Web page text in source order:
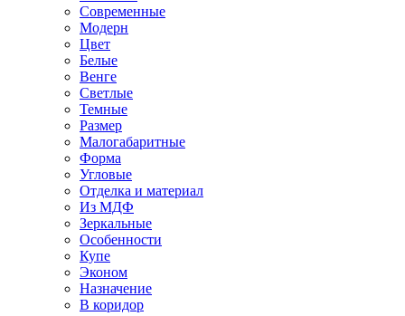
Современные
Модерн
Цвет
Белые
Венге
Светлые
Темные
Размер
Малогабаритные
Форма
Угловые
Отделка и материал
Из МДФ
Зеркальные
Особенности
Купе
Эконом
Назначение
В коридор